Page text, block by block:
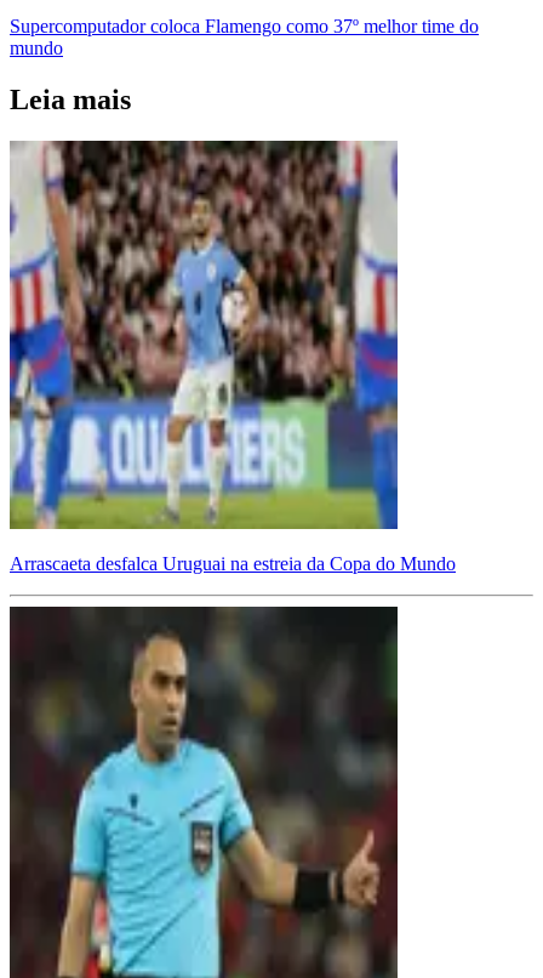
Supercomputador coloca Flamengo como 37º melhor time do
mundo
Leia mais
Arrascaeta desfalca Uruguai na estreia da Copa do Mundo